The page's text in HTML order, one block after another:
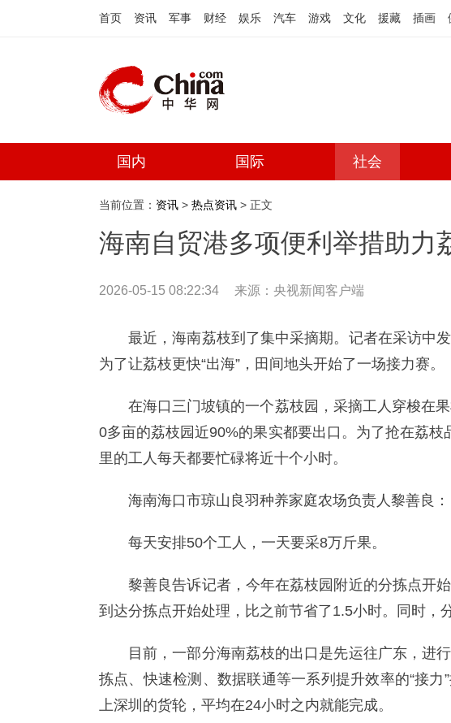
首页 资讯 军事 财经 娱乐 汽车 游戏 文化 援藏 插画
国内 国际 社会
当前位置： 资讯 > 热点资讯 > 正文
海南自贸港多项便利举措助力
2026-05-15 08:22:34 来源：央视新闻客户端
最近，海南荔枝到了集中采摘期。记者在采访中
为了让荔枝更快“出海”，田间地头开始了一场接力赛。
在海口三门坡镇的一个荔枝园，采摘工人穿梭在
0多亩的荔枝园近90%的果实都要出口。为了抢在荔
里的工人每天都要忙碌将近十个小时。
海南海口市琼山良羽种养家庭农场负责人黎善良：
每天安排50个工人，一天要采8万斤果。
黎善良告诉记者，今年在荔枝园附近的分拣点开
到达分拣点开始处理，比之前节省了1.5小时。同时，
目前，一部分海南荔枝的出口是先运往广东，进
拣点、快速检测、数据联通等一系列提升效率的“接
上深圳的货轮，平均在24小时之内就能完成。